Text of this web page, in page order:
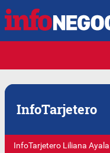
InfoTarjetero
InfoTarjetero Liliana Ayala